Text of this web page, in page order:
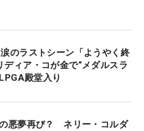
のラストシーン「ようやく終
ィア・コが金で“メダルスラ
殿堂入り
悪夢再び？ ネリー・コルダ